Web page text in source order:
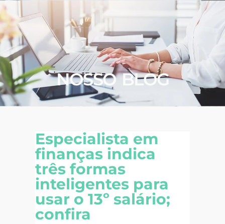
NOSSO BLOG
Especialista em
finanças indica
três formas
inteligentes para
usar o 13º salário;
confira